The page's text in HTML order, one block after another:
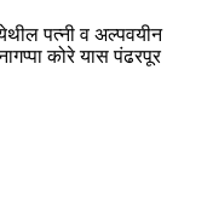
पत्नी व अल्पवयीन
कोरे यास पंढरपूर